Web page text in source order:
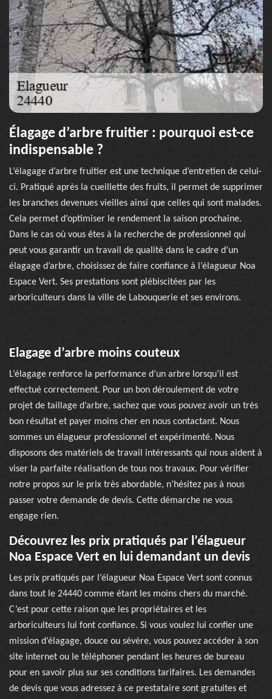
Élagage d’arbre fruitier : pourquoi est-ce
indispensable ?
L’élagage d’arbre fruitier est une technique d’entretien de celui-
ci. Pratiqué après la cueillette des fruits, il permet de supprimer
les branches devenues vieilles ainsi que celles qui sont malades.
Cela permet d’optimiser le rendement la saison prochaine.
Dans le cas où vous êtes à la recherche de professionnel qui
peut vous garantir un travail de qualité dans le cadre d’un
élagage d’arbre, choisissez de faire confiance à l’élagueur Noa
Espace Vert. Ses prestations sont plébiscitées par les
arboriculteurs dans la ville de Labouquerie et ses environs.
Elagage d’arbre moins couteux
L’élagage renforce la performance d’un arbre lorsqu’il est
effectué correctement. Pour un bon déroulement de votre
projet de taillage d’arbre, sachez que vous pouvez avoir un très
bon résultat et payer moins cher en nous contactant. Nous
sommes un élagueur professionnel et expérimenté. Nous
disposons des matériels de travail intéressants qui nous aident à
viser la parfaite réalisation de tous nos travaux. Pour vérifier
notre propos sur le prix très abordable, n’hésitez pas à nous
passer votre demande de devis. Cette démarche ne vous
engage rien.
Découvrez les prix pratiqués par l’élagueur
Noa Espace Vert en lui demandant un devis
Les prix pratiqués par l’élagueur Noa Espace Vert sont connus
dans tout le 24440 comme étant les moins chers du marché.
C’est pour cette raison que les propriétaires et les
arboriculteurs lui font confiance. Si vous voulez lui confier une
mission d’élagage, douce ou sévère, vous pouvez accéder à son
site internet ou le téléphoner pendant les heures de bureau
pour en savoir plus sur ses conditions tarifaires. Les demandes
de devis que vous adressez à ce prestataire sont gratuites et